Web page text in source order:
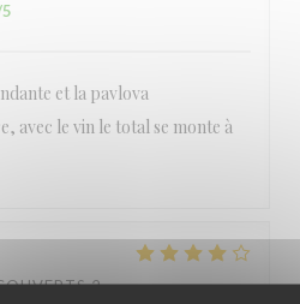
et la pavlova
avec le vin le total se monte à
2